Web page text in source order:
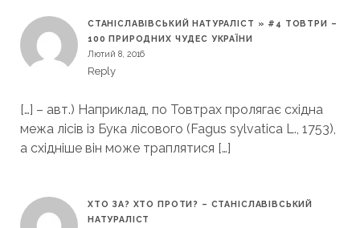
СТАНІСЛАВІВСЬКИЙ НАТУРАЛІСТ » #4 ТОВТРИ –
100 ПРИРОДНИХ ЧУДЕС УКРАЇНИ
Лютий 8, 2016
Reply
[…] – авт.) Наприклад, по Товтрах пролягає східна
межа лісів із Бука лісового (Fagus sylvatica L., 1753),
а східніше він може траплятися […]
ХТО ЗА? ХТО ПРОТИ? – СТАНІСЛАВІВСЬКИЙ
НАТУРАЛІСТ